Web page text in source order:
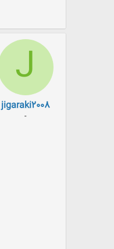
J
jigaraki2008
-